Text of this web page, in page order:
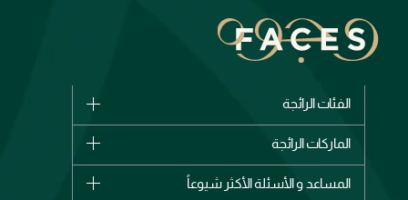
الفئات الرائجة
الأكثر مبيعاً
الماركات الرائجة
المساعد و الأسئلة الأكثر شيوعاً